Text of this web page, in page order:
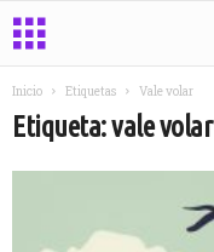
Inicio Etiquetas Vale volar
Etiqueta: vale volar